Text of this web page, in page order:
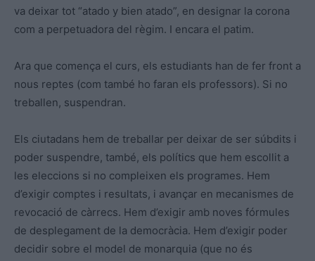
va deixar tot “atado y bien atado”, en designar la corona
com a perpetuadora del règim. I encara el patim.
Ara que comença el curs, els estudiants han de fer front a
nous reptes (com també ho faran els professors). Si no
treballen, suspendran.
Els ciutadans hem de treballar per deixar de ser súbdits i
poder suspendre, també, els polítics que hem escollit a
les eleccions si no compleixen els programes. Hem
d’exigir comptes i resultats, i avançar en mecanismes de
revocació de càrrecs. Hem d’exigir amb noves fórmules
de desplegament de la democràcia. Hem d’exigir poder
decidir sobre el model de monarquia (que no és